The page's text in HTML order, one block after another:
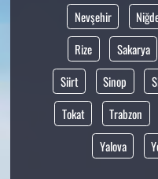
Nevşehir
Rize
Sakarya
Siirt
Sinop
Tokat
Trabzon
Yalova